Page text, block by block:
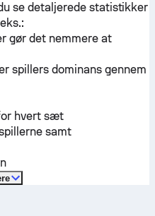
se detaljerede statistikker
gør det nemmere at
spillers dominans gennem
hvert sæt
samt